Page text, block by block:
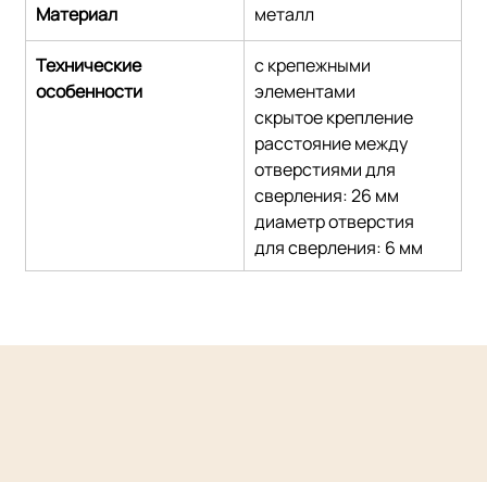
Материал металл
Технические
особенности
с крепежными
элементами
скрытое крепление
расстояние между
отверстиями для
сверления: 26 мм
диаметр отверстия
для сверления: 6 мм